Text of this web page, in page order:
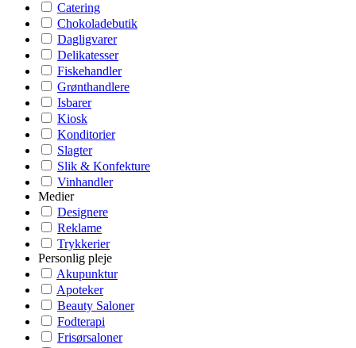
Catering
Chokoladebutik
Dagligvarer
Delikatesser
Fiskehandler
Grønthandlere
Isbarer
Kiosk
Konditorier
Slagter
Slik & Konfekture
Vinhandler
Medier
Designere
Reklame
Trykkerier
Personlig pleje
Akupunktur
Apoteker
Beauty Saloner
Fodterapi
Frisørsaloner